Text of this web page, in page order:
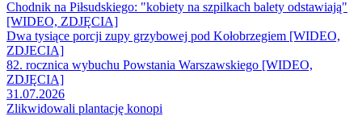
Chodnik na Piłsudskiego: "kobiety na szpilkach balety odstawiają"
[WIDEO, ZDJĘCIA]
Dwa tysiące porcji zupy grzybowej pod Kołobrzegiem [WIDEO,
ZDJECIA]
82. rocznica wybuchu Powstania Warszawskiego [WIDEO,
ZDJĘCIA]
31.07.2026
Zlikwidowali plantację konopi